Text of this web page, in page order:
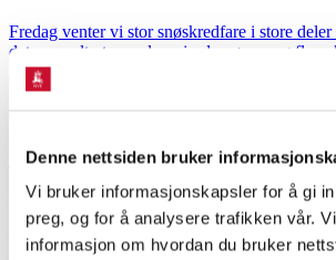
Denne nettsiden bruker
Vi bruker informasjonskapsler for å gi
preg, og for å analysere trafikken vår.
informasjon om hvordan du bruker
Fredag venter vi stor snøskredfare i store
det er sendt ut varsel om jord-, sørpe- og
for Vestland, Møre og Romsdal og Trøndelag.
Skredfare i Nordland og
På grunn av ekstremværet Ingunn ventes det
stor og betydelig snøskredfare. Det er også
sørpeskred og flomskred på gult og oransje